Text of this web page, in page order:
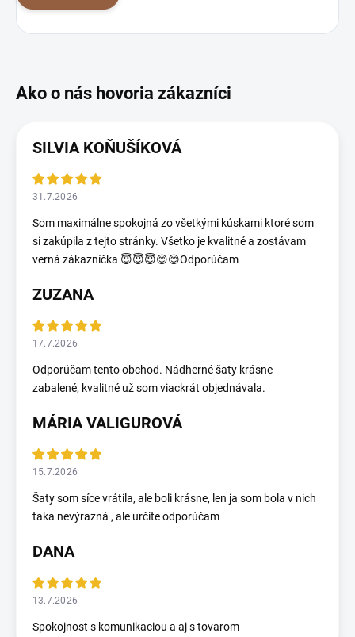
SILVIA KOŇUŠÍKOVÁ
31.7.2026
Som maximálne spokojná zo všetkými kúskami ktoré som
si zakúpila z tejto stránky. Všetko je kvalitné a zostávam
verná zákazníčka 😇😇😇😊😊Odporúčam
ZUZANA
17.7.2026
Odporúčam tento obchod. Nádherné šaty krásne
zabalené, kvalitné už som viackrát objednávala.
MÁRIA VALIGUROVÁ
15.7.2026
Šaty som síce vrátila, ale boli krásne, len ja som bola v nich
taka nevýrazná , ale určite odporúčam
DANA
13.7.2026
Spokojnost s komunikaciou a aj s tovarom